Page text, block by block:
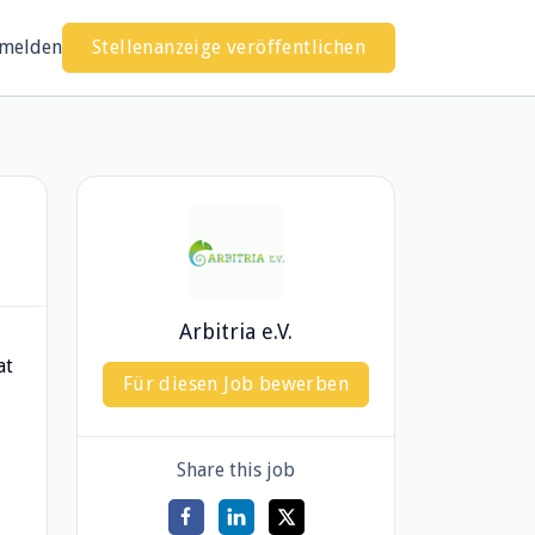
Stellenanzeige veröffentlichen
Arbitria e.V.
Für diesen Job bewerben
Share this job